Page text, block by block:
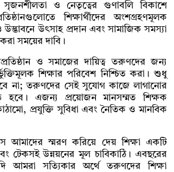
সৃজনশীলতা ও নেতৃত্বের গুণাবলি বিকাশে
শিক্ষার্থীদের অংশগ্রহণমূলক
উদ্ভাবনে উৎসাহ প্রদান এবং সামাজিক সমস্যা
সময়ের দাবি।
ও সমাজের দায়িত্ব তরুণদের জন্য
শিক্ষার পরিবেশ নিশ্চিত করা। শুধু
না; তরুণদের সেই সুযোগ কাজে লাগানোর
হবে। এজন্য প্রয়োজন মানসম্মত শিক্ষক
প্রযুক্তি সুবিধা এবং নৈতিক ও মানবিক
আমাদের স্মরণ করিয়ে দেয় শিক্ষা একটি
টেকসই উন্নয়নের মূল চাবিকাঠি। এবছরের
আমরা সত্যিকার অর্থে তরুণদের শিক্ষা